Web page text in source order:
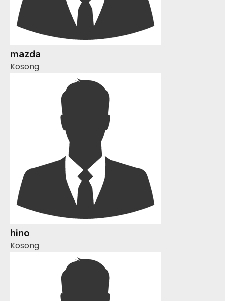
mazda
Kosong
hino
Kosong